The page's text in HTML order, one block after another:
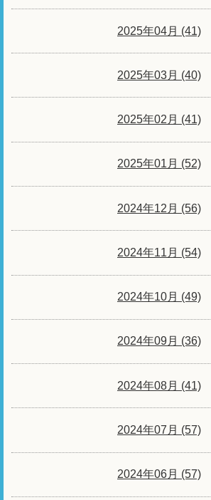
2025年04月 (41)
2025年03月 (40)
2025年02月 (41)
2025年01月 (52)
2024年12月 (56)
2024年11月 (54)
2024年10月 (49)
2024年09月 (36)
2024年08月 (41)
2024年07月 (57)
2024年06月 (57)